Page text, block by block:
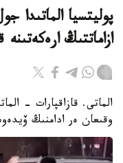
پوليتسيا الماتىدا
ازاماتتىڭ
الماتى. قازاقپارات -
وقىعان ەر ادامنىڭ